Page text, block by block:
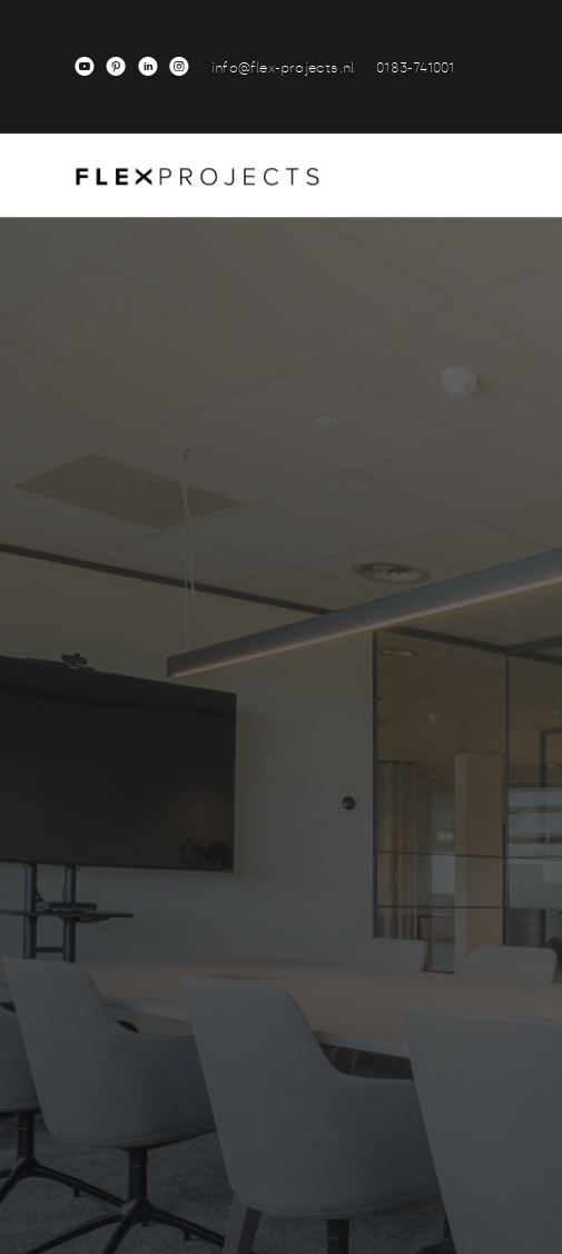
M A C Q info@flex-projects.nl 0183-741001